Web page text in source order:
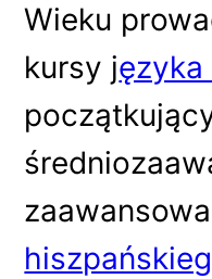
Wieku
kursy j